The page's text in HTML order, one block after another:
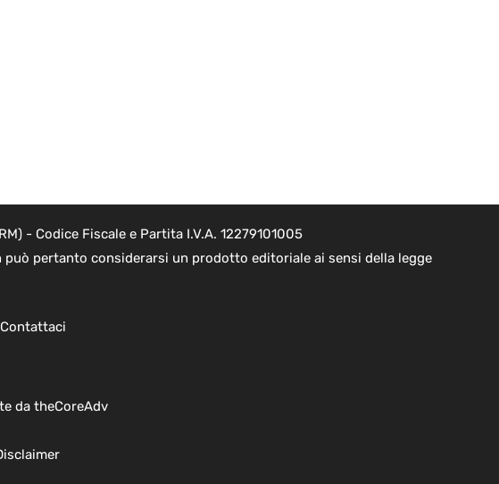
- Codice Fiscale e Partita I.V.A. 12279101005
pertanto considerarsi un prodotto editoriale ai sensi della legge
Contattaci
da theCoreAdv